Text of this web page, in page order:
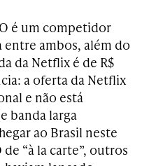
é um competidor
ambos, além do
da Netflix é de R$
a oferta da Netflix
e não está
banda larga
ao Brasil neste
“à la carte”, outros